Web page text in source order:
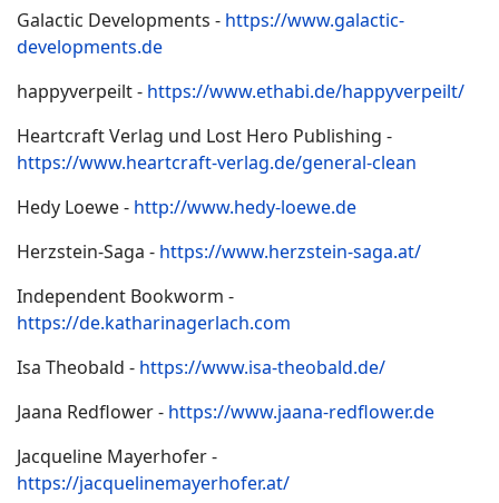
Galactic Developments - https://www.galactic-
developments.de
happyverpeilt - https://www.ethabi.de/happyverpeilt/
Heartcraft Verlag und Lost Hero Publishing -
https://www.heartcraft-verlag.de/general-clean
Hedy Loewe - http://www.hedy-loewe.de
Herzstein-Saga - https://www.herzstein-saga.at/
Independent Bookworm -
https://de.katharinagerlach.com
Isa Theobald - https://www.isa-theobald.de/
Jaana Redflower - https://www.jaana-redflower.de
Jacqueline Mayerhofer -
https://jacquelinemayerhofer.at/